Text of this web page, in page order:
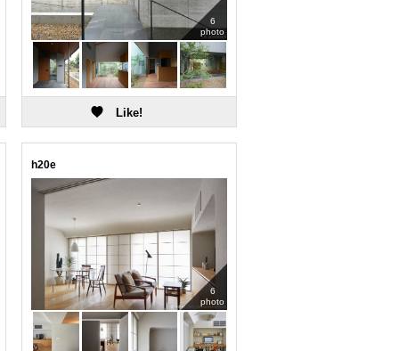
6
photo
h20e
6
photo